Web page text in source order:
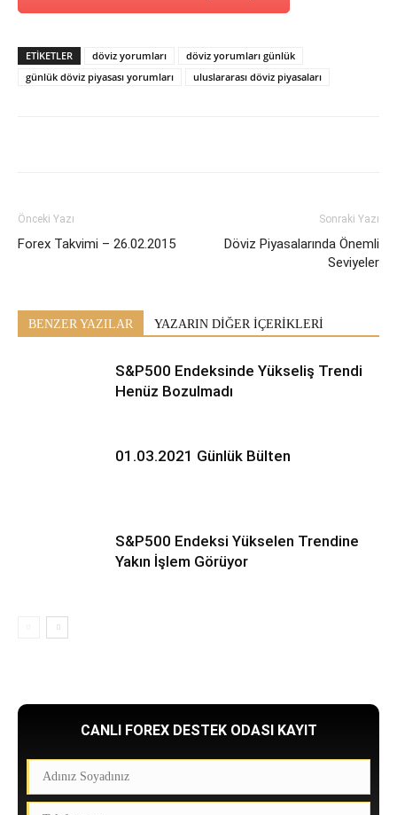
ETİKETLER döviz yorumları
döviz yorumları günlük
günlük döviz piyasası yorumları
uluslararası döviz piyasaları
Önceki Yazı
Forex Takvimi – 26.02.2015
Sonraki Yazı
Döviz Piyasalarında Önemli
Seviyeler
BENZER YAZILAR YAZARIN DİĞER İÇERİKLERİ
S&P500 Endeksinde Yükseliş Trendi
Henüz Bozulmadı
01.03.2021 Günlük Bülten
S&P500 Endeksi Yükselen Trendine
Yakın İşlem Görüyor
CANLI FOREX DESTEK ODASI KAYIT